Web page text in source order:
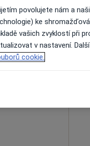
povolujete nám a
ke
vašich zvyklostí při
v nastavení.
cookie.